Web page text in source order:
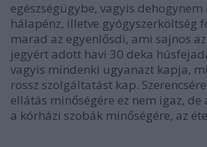
egészségügybe, vagyis dehogynem
hálapénz, illetve gyógyszerköltség
marad az egyenlősdi, ami sajnos
jegyért adott havi 30 deka
vagyis mindenki ugyanazt kapja,
rossz szolgáltatást kap.
ellátás minőségére ez nem igaz, de
a kórházi szobák minőségére, az